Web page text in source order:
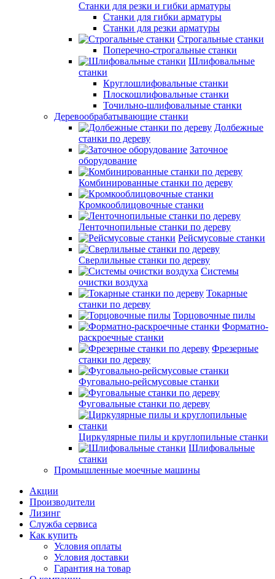
Станки для резки и гибки арматуры
Станки для гибки арматуры
Станки для резки арматуры
Строгальные станки
Поперечно-строгальные станки
Шлифовальные
станки
Круглошлифовальные станки
Плоскошлифовальные станки
Точильно-шлифовальные станки
Деревообрабатывающие станки
Долбежные
станки по дереву
Заточное
оборудование
Комбинированные станки по дереву
Кромкооблицовочные станки
Ленточнопильные станки по дереву
Рейсмусовые станки
Сверлильные станки по дереву
Системы
очистки воздуха
Токарные
станки по дереву
Торцовочные пилы
Форматно-
раскроечные станки
Фрезерные
станки по дереву
Фуговально-рейсмусовые станки
Фуговальные станки по дереву
Циркулярные пилы и круглопильные станки
Шлифовальные
станки
Промышленные моечные машины
Акции
Производители
Лизинг
Служба сервиса
Как купить
Условия оплаты
Условия доставки
Гарантия на товар